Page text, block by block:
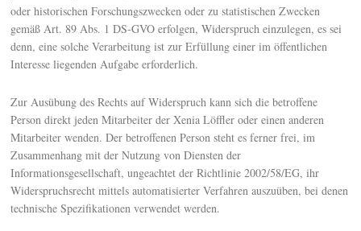
oder historischen Forschungszwecken oder zu statistischen Zwecken
gemäß Art. 89 Abs. 1 DS-GVO erfolgen, Widerspruch einzulegen, es sei
denn, eine solche Verarbeitung ist zur Erfüllung einer im öffentlichen
Interesse liegenden Aufgabe erforderlich.
Zur Ausübung des Rechts auf Widerspruch kann sich die betroffene
Person direkt jeden Mitarbeiter der Xenia Löffler oder einen anderen
Mitarbeiter wenden. Der betroffenen Person steht es ferner frei, im
Zusammenhang mit der Nutzung von Diensten der
Informationsgesellschaft, ungeachtet der Richtlinie 2002/58/EG, ihr
Widerspruchsrecht mittels automatisierter Verfahren auszuüben, bei denen
technische Spezifikationen verwendet werden.